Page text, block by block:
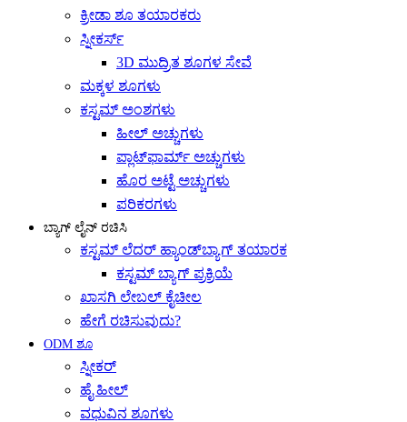
ಕ್ರೀಡಾ ಶೂ ತಯಾರಕರು
ಸ್ನೀಕರ್ಸ್
3D ಮುದ್ರಿತ ಶೂಗಳ ಸೇವೆ
ಮಕ್ಕಳ ಶೂಗಳು
ಕಸ್ಟಮ್ ಅಂಶಗಳು
ಹೀಲ್ ಅಚ್ಚುಗಳು
ಪ್ಲಾಟ್‌ಫಾರ್ಮ್ ಅಚ್ಚುಗಳು
ಹೊರ ಅಟ್ಟೆ ಅಚ್ಚುಗಳು
ಪರಿಕರಗಳು
ಬ್ಯಾಗ್ ಲೈನ್ ರಚಿಸಿ
ಕಸ್ಟಮ್ ಲೆದರ್ ಹ್ಯಾಂಡ್‌ಬ್ಯಾಗ್ ತಯಾರಕ
ಕಸ್ಟಮ್ ಬ್ಯಾಗ್ ಪ್ರಕ್ರಿಯೆ
ಖಾಸಗಿ ಲೇಬಲ್ ಕೈಚೀಲ
ಹೇಗೆ ರಚಿಸುವುದು?
ODM ಶೂ
ಸ್ನೀಕರ್
ಹೈ ಹೀಲ್
ವಧುವಿನ ಶೂಗಳು